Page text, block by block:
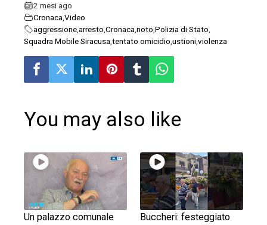
2 mesi ago
Cronaca Video
aggressionearresto Cronaca noto Polizia di Stato
Squadra Mobile Siracusa tentato omicidio ustioniviolenza
You may also like
Un palazzo comunale
Buccheri: festeggiato